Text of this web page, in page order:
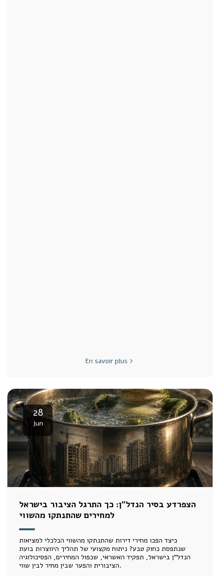
En savoir plus
28
Jun
הצפרדע בסיר הנדל"ן: כך התרגל הציבור בישראל
למחירים שהתנתקו מהשווי
כיצד הפכו מחירי דירות שהתנתקו מהשווי הכלכלי למציאות
שנתפסת כחוק טבע? ניתוח מקצועי של תהליך היווצרות בועת
הנדל"ן בישראל, תפקיד האשראי, שכפול המחירים, הפסיכולוגיה
הציבורית והפער שבין מחיר לבין שווי.